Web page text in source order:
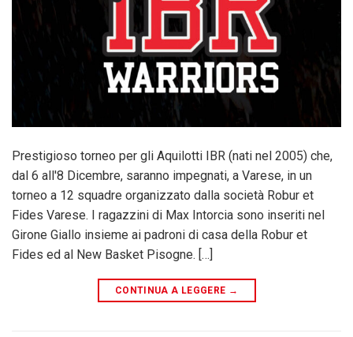
Prestigioso torneo per gli Aquilotti IBR (nati nel 2005) che,
dal 6 all'8 Dicembre, saranno impegnati, a Varese, in un
torneo a 12 squadre organizzato dalla società Robur et
Fides Varese. I ragazzini di Max Intorcia sono inseriti nel
Girone Giallo insieme ai padroni di casa della Robur et
Fides ed al New Basket Pisogne. […]
CONTINUA A LEGGERE →